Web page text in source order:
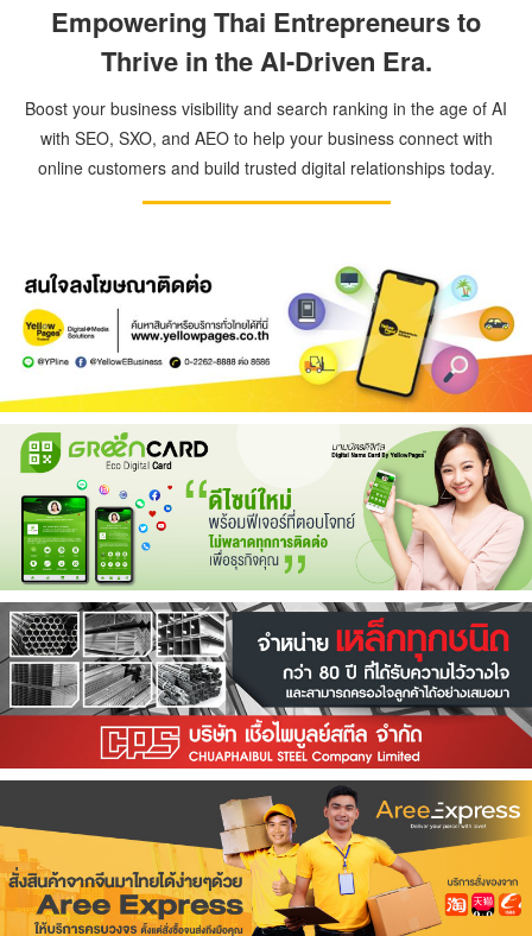
Empowering Thai Entrepreneurs to
Thrive in the AI-Driven Era.
Boost your business visibility and search ranking in the age of AI
with SEO, SXO, and AEO to help your business connect with
online customers and build trusted digital relationships today.